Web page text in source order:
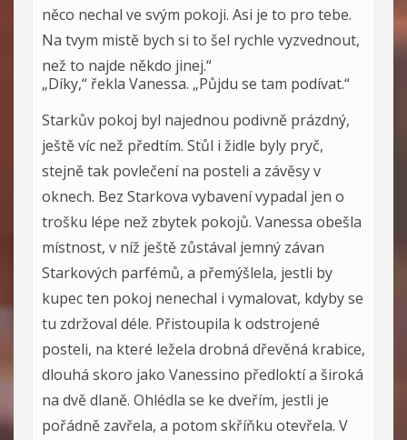
něco nechal ve svým pokoji. Asi je to pro tebe.
Na tvym mistě bych si to šel rychle vyzvednout,
než to najde někdo jinej.“
„Díky,“ řekla Vanessa. „Půjdu se tam podívat.“
Starkův pokoj byl najednou podivně prázdný,
ještě víc než předtím. Stůl i židle byly pryč,
stejně tak povlečení na posteli a závěsy v
oknech. Bez Starkova vybavení vypadal jen o
trošku lépe než zbytek pokojů. Vanessa obešla
místnost, v níž ještě zůstával jemný závan
Starkových parfémů, a přemýšlela, jestli by
kupec ten pokoj nenechal i vymalovat, kdyby se
tu zdržoval déle. Přistoupila k odstrojené
posteli, na které ležela drobná dřevěná krabice,
dlouhá skoro jako Vanessino předloktí a široká
na dvě dlaně. Ohlédla se ke dveřím, jestli je
pořádně zavřela, a potom skříňku otevřela. V